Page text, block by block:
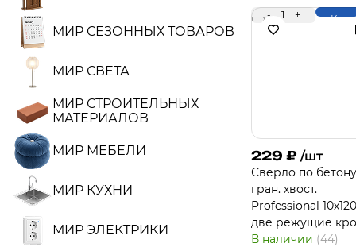
МИР СЕЗОННЫХ ТОВАРОВ
МИР СВЕТА
МИР СТРОИТЕЛЬНЫХ
МАТЕРИАЛОВ
МИР МЕБЕЛИ
МИР КУХНИ
МИР ЭЛЕКТРИКИ
- 1 +
229 ₽ /шт
Сверло по
гран. хвост.
Professional
две режущие
В наличии (44)